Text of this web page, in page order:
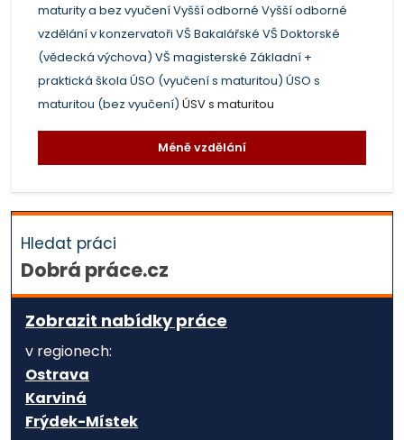
maturity a bez vyučeníVyšší odborné Vyšší odborné
vzdělání v konzervatoři VŠ Bakalářské VŠ Doktorské
(vědecká výchova) VŠ magisterské Základní +
praktická škola ÚSO (vyučení s maturitou) ÚSO s
maturitou (bez vyučení) ÚSV s maturitou
Méně vzdělání
Hledat práci
Dobrá práce.cz
Zobrazit nabídky práce
v regionech:
Ostrava
Karviná
Frýdek-Místek